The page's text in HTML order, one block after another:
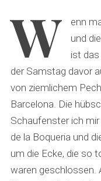
W
enn
und
ist
der Samstag davor
von ziemlichem
Barcelona. Die
Schaufenster ich
de la Boqueria und
um die Ecke, die so
waren geschlossen.